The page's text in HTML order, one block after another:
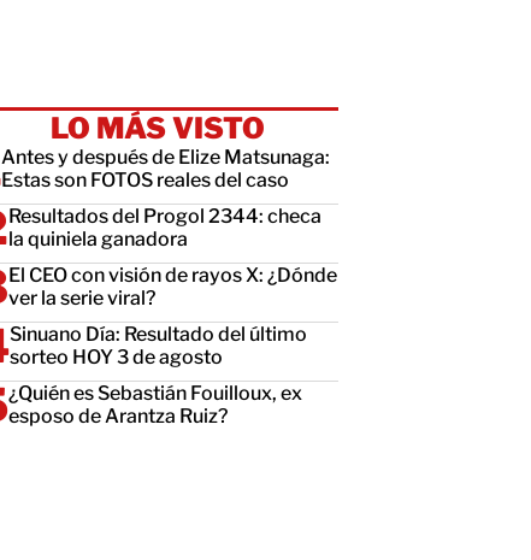
LO MÁS VISTO
Antes y después de Elize Matsunaga:
Estas son FOTOS reales del caso
Resultados del Progol 2344: checa
la quiniela ganadora
El CEO con visión de rayos X: ¿Dónde
ver la serie viral?
Sinuano Día: Resultado del último
sorteo HOY 3 de agosto
¿Quién es Sebastián Fouilloux, ex
esposo de Arantza Ruiz?